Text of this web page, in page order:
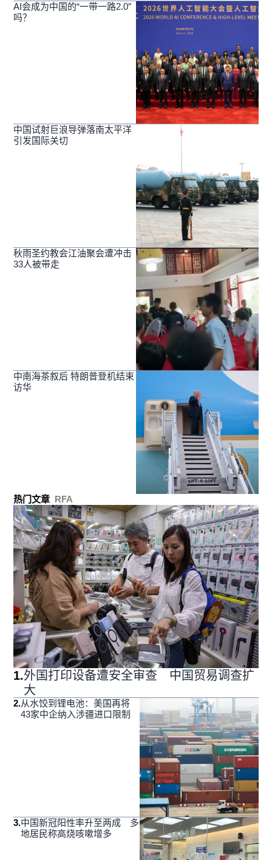
AI会成为中国的“一带一路2.0″
吗？
中国试射巨浪导弹落南太平洋
引发国际关切
秋雨圣约教会江油聚会遭冲击
33人被带走
中南海茶叙后 特朗普登机结束
访华
热门文章 RFA
1.外国打印设备遭安全审查 中国贸易调查扩
大
2.从水饺到锂电池：美国再将
43家中企纳入涉疆进口限制
3.中国新冠阳性率升至两成 多
地居民称高烧咳嗽增多